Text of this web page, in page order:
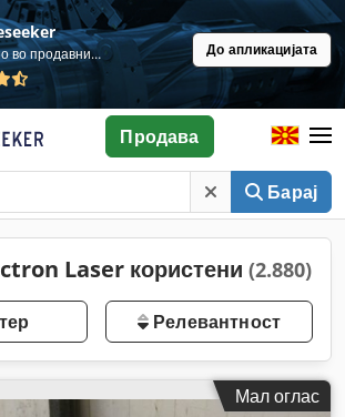
Бесплатно во продавница До апликацијата
Барај
Продава
Laser користени (2.880)
Релевантност
Мал оглас